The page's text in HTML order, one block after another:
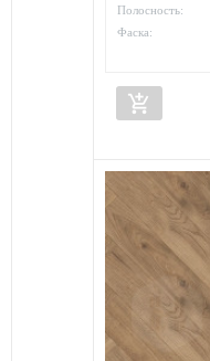
износостойкости:
Полосность:
Фаска:
add_shopping_cart